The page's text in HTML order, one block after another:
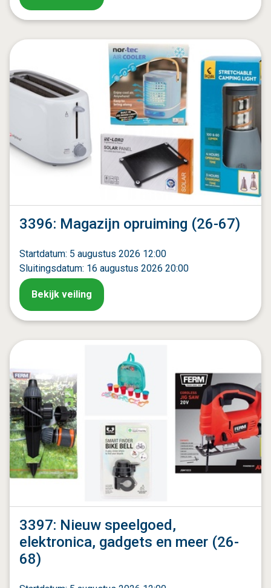
3396: Magazijn opruiming (26-67)
Startdatum: 5 augustus 2026 12:00
Sluitingsdatum: 16 augustus 2026 20:00
Bekijk veiling
3397: Nieuw speelgoed,
elektronica, gadgets en meer (26-
68)